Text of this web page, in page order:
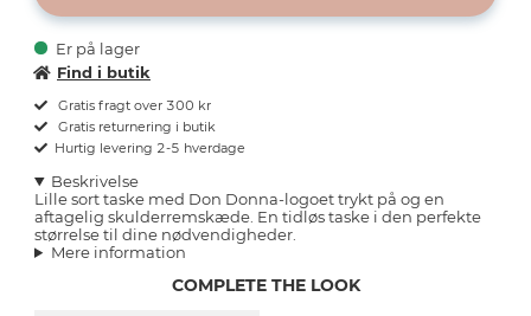
Er på lager
Find i butik
Gratis fragt over 300 kr
Gratis returnering i butik
Hurtig levering 2-5 hverdage
Beskrivelse
Lille sort taske med Don Donna-logoet trykt på og en
aftagelig skulderremskæde. En tidløs taske i den perfekte
størrelse til dine nødvendigheder.
Mere information
COMPLETE THE LOOK